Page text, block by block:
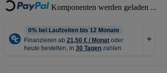
Loading... Komponenten werden geladen ...